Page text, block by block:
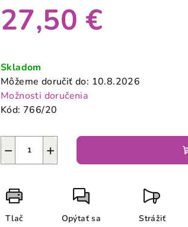
27,50 €
cena:
Skladom
Môžeme doručiť do: 10.8.2026
Možnosti doručenia
Kód: 766/20
+
−
Tlač Opýtať sa Strážiť